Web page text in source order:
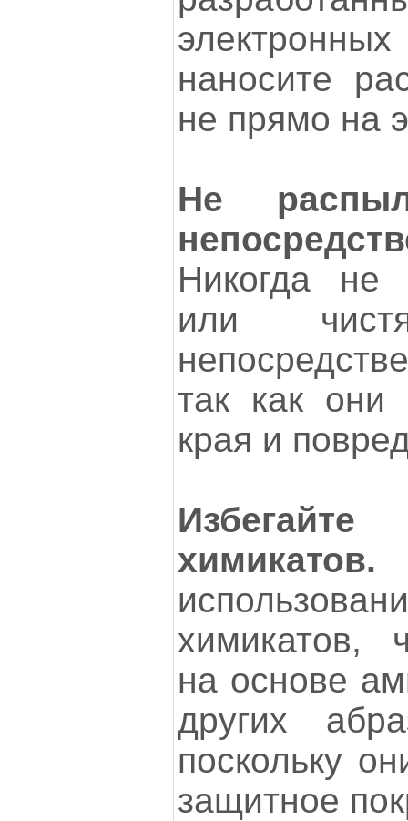
наносите
не прямо на
Не
Никогда не
или
так как они
края и
химикатов.
химикатов,
на основе
других
поскольку
защитное